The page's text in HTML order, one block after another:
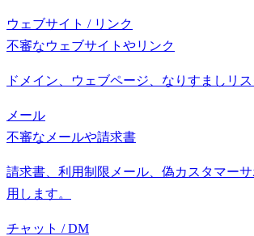
ウェブサイト / リンク
不審なウェブサイトやリンク
ドメイン、ウェブページ、なりすましリス
メール
不審なメールや請求書
請求書、利用制限メール、偽カスタマー
用します。
チャット / DM